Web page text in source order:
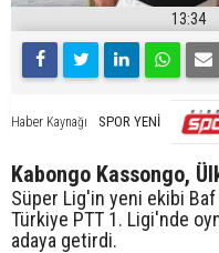
13:34
Haber Kaynağı SPOR YENİ
Kabongo Kassongo,
Süper Lig'in yeni ekibi
Türkiye PTT 1. Ligi'nde
adaya getirdi.